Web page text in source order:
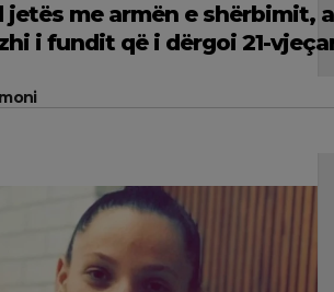
jetës me armën e shërbimit,
i fundit që i dërgoi 21-